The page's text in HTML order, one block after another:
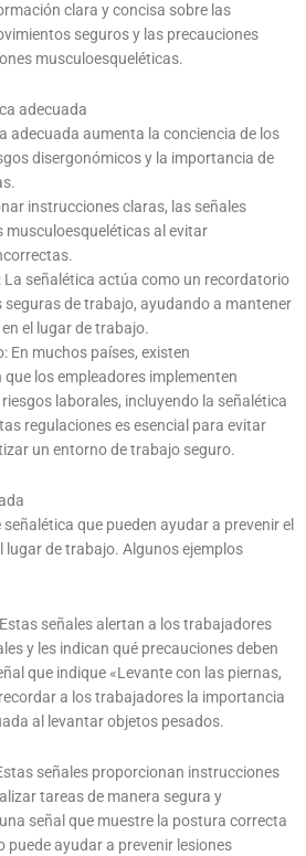
clara y concisa sobre las
seguros y las precauciones
musculoesqueléticas.
adecuada
adecuada aumenta la conciencia de los
disergonómicos y la importancia de
instrucciones claras, las señales
musculoesqueléticas al evitar
señalética actúa como un recordatorio
de trabajo, ayudando a mantener
el lugar de trabajo.
En muchos países, existen
los empleadores implementen
laborales, incluyendo la señalética
regulaciones es esencial para evitar
un entorno de trabajo seguro.
que pueden ayudar a prevenir el
lugar de trabajo. Algunos ejemplos
señales alertan a los trabajadores
y les indican qué precauciones deben
que indique «Levante con las piernas,
a los trabajadores la importancia
al levantar objetos pesados.
señales proporcionan instrucciones
tareas de manera segura y
señal que muestre la postura correcta
puede ayudar a prevenir lesiones